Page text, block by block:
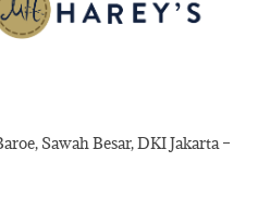
Sawah Besar, DKI Jakarta –